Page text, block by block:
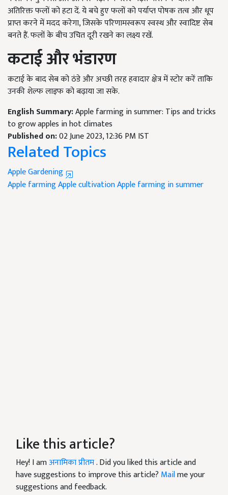
अतिरिक्त फलों को हटा दें. ये बचे हुए फलों को पर्याप्त पोषक तत्व और धूप
प्राप्त करने में मदद करेगा, जिसके परिणामस्वरूप स्वस्थ और स्वादिष्ट सेब
बनते हैं. फलों के बीच उचित दूरी रखने का लक्ष्य रखें.
कटाई और भंडारण
कटाई के बादसेब को ठंडे और अच्छी तरह हवादार क्षेत्र में स्टोर करें ताकि
उनकी शेल्फ लाइफ को बढ़ाया जा सके.
English Summary:Apple farming in summer: Tips and tricks
to grow apples in hot climates
Published on:02 June 2023, 12:36 PM IST
Related Topics
Apple Gardening
Apple farmingApple cultivationApple farming in summer
Like this article?
Hey! I amअनामिका प्रीतम. Did you liked this article and
have suggestions to improve this article? Mailme your
suggestions and feedback.